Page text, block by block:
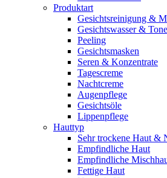
Produktart
Gesichtsreinigung &
Gesichtswasser &
Peeling
Gesichtsmasken
Seren & Konzentrate
Tagescreme
Nachtcreme
Augenpflege
Gesichtsöle
Lippenpflege
Hauttyp
Sehr trockene Haut &
Empfindliche Haut
Empfindliche
Fettige Haut